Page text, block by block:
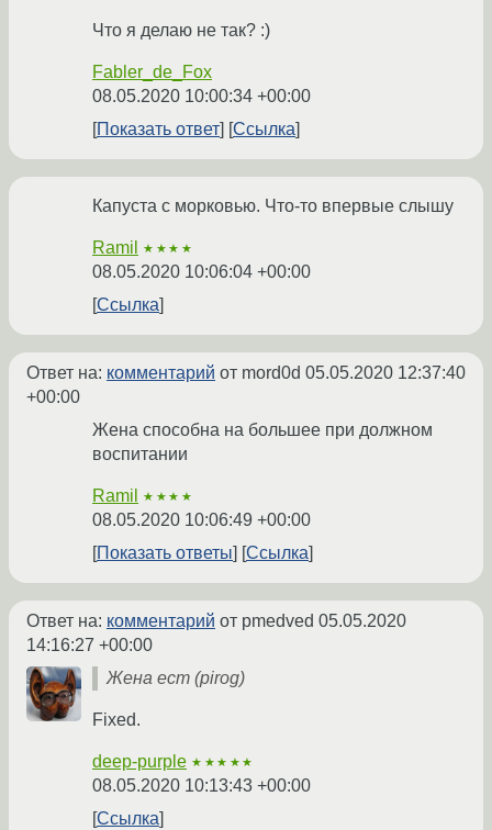
Что я делаю не так? :)
Fabler_de_Fox
08.05.2020 10:00:34 +00:00
Показать ответ
Ссылка
Капуста с морковью. Что-то впервые слышу
Ramil ★★★★
08.05.2020 10:06:04 +00:00
Ссылка
Ответ на: комментарий от mord0d 05.05.2020 12:37:40
+00:00
Жена способна на большее при должном
воспитании
Ramil ★★★★
08.05.2020 10:06:49 +00:00
Показать ответы
Ссылка
Ответ на: комментарий от pmedved 05.05.2020
14:16:27 +00:00
Жена ест (pirog)
Fixed.
deep-purple ★★★★★
08.05.2020 10:13:43 +00:00
Ссылка